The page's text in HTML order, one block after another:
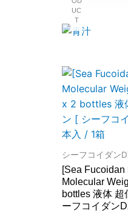
UC
T
シーフコイダン
[Sea
Molecular
bottles 液体 超
ーフコイダン